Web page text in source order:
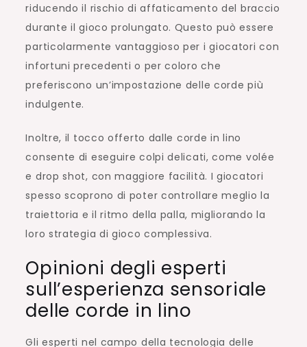
riducendo il rischio di affaticamento del braccio
durante il gioco prolungato. Questo può essere
particolarmente vantaggioso per i giocatori con
infortuni precedenti o per coloro che
preferiscono un’impostazione delle corde più
indulgente.
Inoltre, il tocco offerto dalle corde in lino
consente di eseguire colpi delicati, come volée
e drop shot, con maggiore facilità. I giocatori
spesso scoprono di poter controllare meglio la
traiettoria e il ritmo della palla, migliorando la
loro strategia di gioco complessiva.
Opinioni degli esperti
sull’esperienza sensoriale
delle corde in lino
Gli esperti nel campo della tecnologia delle